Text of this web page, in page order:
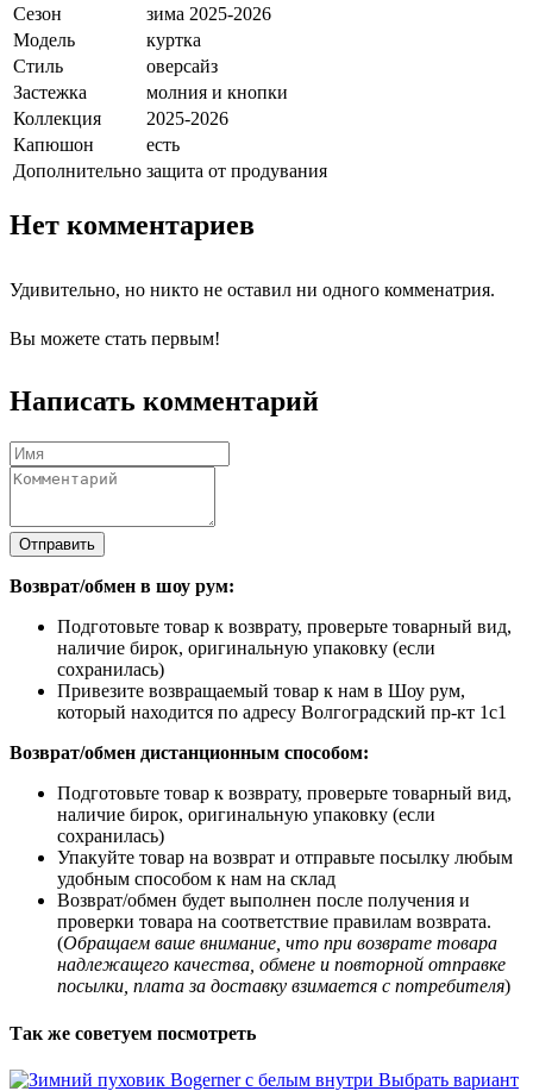
Сезон
зима 2025-2026
Модель
куртка
Стиль
оверсайз
Застежка
молния и кнопки
Коллекция
2025-2026
Капюшон
есть
Дополнительно защита от продувания
Нет комментариев
Удивительно, но никто не оставил ни одного комменатрия.
Вы можете стать первым!
Написать комментарий
Отправить
Возврат/обмен в шоу рум:
Подготовьте товар к возврату, проверьте товарный вид,
наличие бирок, оригинальную упаковку (если
сохранилась)
Привезите возвращаемый товар к нам в Шоу рум,
который находится по адресу Волгоградский пр-кт 1с1
Возврат/обмен дистанционным способом:
Подготовьте товар к возврату, проверьте товарный вид,
наличие бирок, оригинальную упаковку (если
сохранилась)
Упакуйте товар на возврат и отправьте посылку любым
удобным способом к нам на склад
Возврат/обмен будет выполнен после получения и
проверки товара на соответствие правилам возврата.
(Обращаем ваше внимание, что при возврате товара
надлежащего качества, обмене и повторной отправке
посылки, плата за доставку взимается с потребителя)
Так же советуем посмотреть
Выбрать вариант